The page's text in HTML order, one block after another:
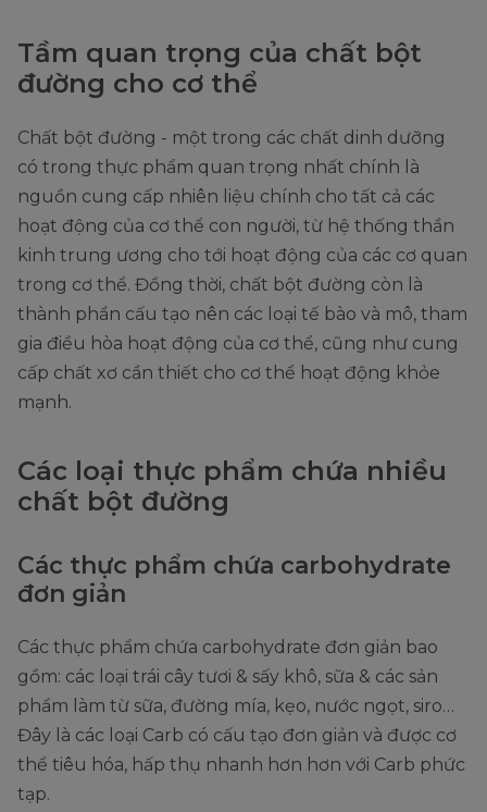
Tầm quan trọng của chất bột
đường cho cơ thể
Chất bột đường - một trong các chất dinh dưỡng
có trong thực phẩm quan trọng nhất chính là
nguồn cung cấp nhiên liệu chính cho tất cả các
hoạt động của cơ thể con người, từ hệ thống thần
kinh trung ương cho tới hoạt động của các cơ quan
trong cơ thể. Đồng thời, chất bột đường còn là
thành phần cấu tạo nên các loại tế bào và mô, tham
gia điều hòa hoạt động của cơ thể, cũng như cung
cấp chất xơ cần thiết cho cơ thể hoạt động khỏe
mạnh.
Các loại thực phẩm chứa nhiều
chất bột đường
Các thực phẩm chứa carbohydrate
đơn giản
Các thực phẩm chứa carbohydrate đơn giản bao
gồm: các loại trái cây tươi & sấy khô, sữa & các sản
phẩm làm từ sữa, đường mía, kẹo, nước ngọt, siro…
Đây là các loại Carb có cấu tạo đơn giản và được cơ
thể tiêu hóa, hấp thụ nhanh hơn hơn với Carb phức
tạp.